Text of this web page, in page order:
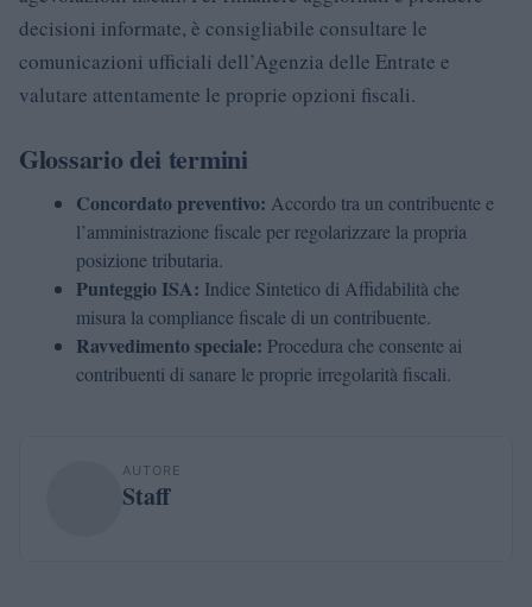
decisioni informate, è consigliabile consultare le
comunicazioni ufficiali dell’Agenzia delle Entrate e
valutare attentamente le proprie opzioni fiscali.
Glossario dei termini
Concordato preventivo: Accordo tra un contribuente e
l’amministrazione fiscale per regolarizzare la propria
posizione tributaria.
Punteggio ISA: Indice Sintetico di Affidabilità che
misura la compliance fiscale di un contribuente.
Ravvedimento speciale: Procedura che consente ai
contribuenti di sanare le proprie irregolarità fiscali.
AUTORE
Staff